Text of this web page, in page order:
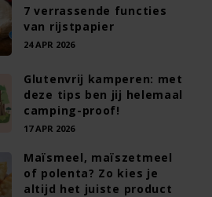
7 verrassende functies
van rijstpapier
24 APR 2026
Glutenvrij kamperen: met
deze tips ben jij helemaal
camping-proof!
17 APR 2026
Maïsmeel, maïszetmeel
of polenta? Zo kies je
altijd het juiste product